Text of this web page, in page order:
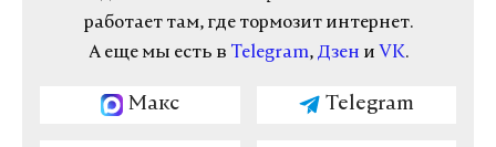
работает там, где тормозит интернет.
А еще мы есть в Telegram, Дзен и VK.
Макс Telegram